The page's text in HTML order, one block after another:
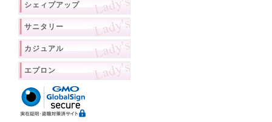
シェィプアップ
サニタリー
カジュアル
エプロン